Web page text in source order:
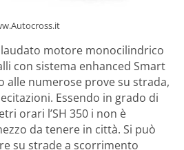
motore monocilindrico
con sistema enhanced Smart
alle numerose prove su strada,
Essendo in grado di
orari l’SH 350 i non è
da tenere in città. Si può
su strade a scorrimento